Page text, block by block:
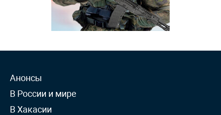
Анонсы
В России и мире
В Хакасии